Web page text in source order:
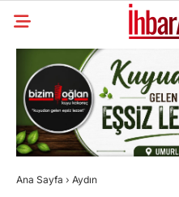
Ana Sayfa › Aydın